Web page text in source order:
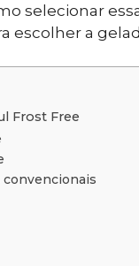
selecionar
escolher a
Frost Free
convencionais